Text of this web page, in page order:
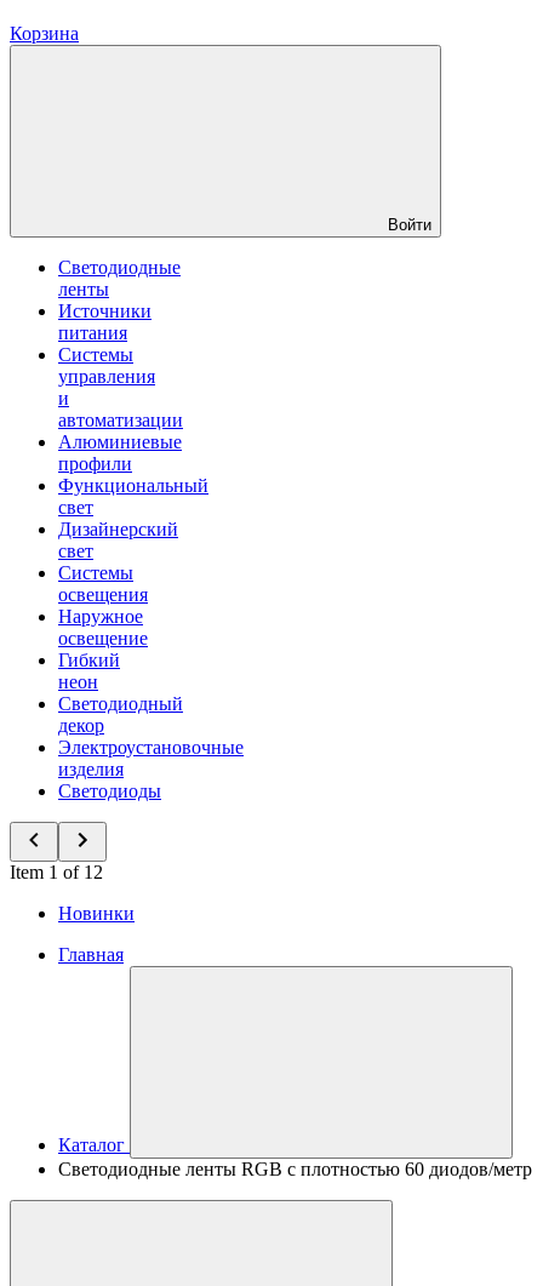
Корзина
Войти
Светодиодные
ленты
Источники
питания
Системы
управления
и
автоматизации
Алюминиевые
профили
Функциональный
свет
Дизайнерский
свет
Системы
освещения
Наружное
освещение
Гибкий
неон
Светодиодный
декор
Электроустановочные
изделия
Светодиоды
Item 1 of 12
Новинки
Главная
Каталог
Светодиодные ленты RGB с плотностью 60 диодов/метр